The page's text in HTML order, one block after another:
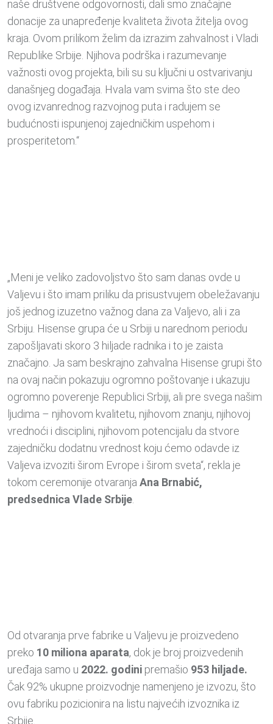
naše društvene odgovornosti, dali smo značajne
donacije za unapređenje kvaliteta života žitelja ovog
kraja. Ovom prilikom želim da izrazim zahvalnost i Vladi
Republike Srbije. Njihova podrška i razumevanje
važnosti ovog projekta, bili su su ključni u ostvarivanju
današnjeg događaja. Hvala vam svima što ste deo
ovog izvanrednog razvojnog puta i radujem se
budućnosti ispunjenoj zajedničkim uspehom i
prosperitetom.“
„Meni je veliko zadovoljstvo što sam danas ovde u
Valjevu i što imam priliku da prisustvujem obeležavanju
još jednog izuzetno važnog dana za Valjevo, ali i za
Srbiju. Hisense grupa će u Srbiji u narednom periodu
zapošljavati skoro 3 hiljade radnika i to je zaista
značajno. Ja sam beskrajno zahvalna Hisense grupi što
na ovaj način pokazuju ogromno poštovanje i ukazuju
ogromno poverenje Republici Srbiji, ali pre svega našim
ljudima – njihovom kvalitetu, njihovom znanju, njihovoj
vrednoći i disciplini, njihovom potencijalu da stvore
zajedničku dodatnu vrednost koju ćemo odavde iz
Valjeva izvoziti širom Evrope i širom sveta“, rekla je
tokom ceremonije otvaranja Ana Brnabić,
predsednica Vlade Srbije
Od otvaranja prve fabrike u Valjevu je proizvedeno
preko 10 miliona aparata, dok je broj proizvedenih
uređaja samo u 2022. godini premašio 953 hiljade.
Čak 92% ukupne proizvodnje namenjeno je izvozu, što
ovu fabriku pozicionira na listu najvećih izvoznika iz
Srbije.